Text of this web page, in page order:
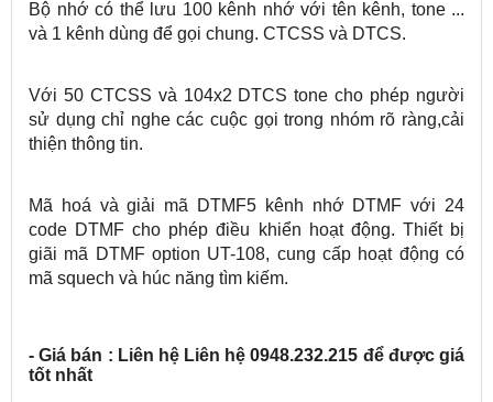
Bộ nhớ có thể lưu 100 kênh nhớ với tên kênh, tone ...
và 1 kênh dùng để gọi chung. CTCSS và DTCS.
Với 50 CTCSS và 104x2 DTCS tone cho phép người
sử dụng chỉ nghe các cuộc gọi trong nhóm rõ ràng,cải
thiện thông tin.
Mã hoá và giải mã DTMF5 kênh nhớ DTMF với 24
code DTMF cho phép điều khiển hoạt động. Thiết bị
giãi mã DTMF option UT-108, cung cấp hoạt động có
mã squech và húc năng tìm kiếm.
- Giá bán : Liên hệ Liên hệ 0948.232.215 để được giá
tốt nhất